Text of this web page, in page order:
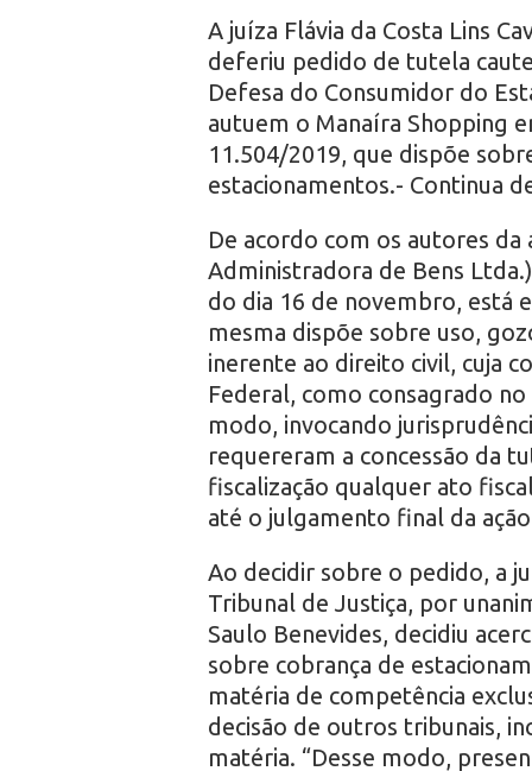
A juíza Flávia da Costa Lins
deferiu pedido de tutela
Defesa do Consumidor do
autuem o Manaíra Shopping
11.504/2019, que dispõe
estacionamentos.- Continua
De acordo com os autores
Administradora de Bens
do dia 16 de novembro, está
mesma dispõe sobre uso,
inerente ao direito civil, cuja
Federal, como consagrado
modo, invocando
requereram a concessão da
fiscalização qualquer ato
até o julgamento final da
Ao decidir sobre o pedido, a
Tribunal de Justiça, por
Saulo Benevides, decidiu
sobre cobrança de
matéria de competência
decisão de outros tribunais,
matéria. “Desse modo,